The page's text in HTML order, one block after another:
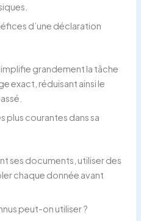
d’une déclaration
grandement la tâche
exact, réduisant ainsi le
plus courantes dans sa
ses documents, utiliser des
chaque donnée avant
peut-on utiliser ?